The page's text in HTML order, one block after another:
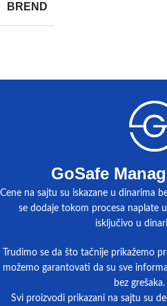
BREND
GoSafe
Cene na sajtu su iskazane u dinarima
se dodaje tokom procesa naplate
isključivo u
Trudimo se da što tačnije prikažemo
možemo garantovati da su sve
bez grešaka.
Svi proizvodi prikazani na sajtu su